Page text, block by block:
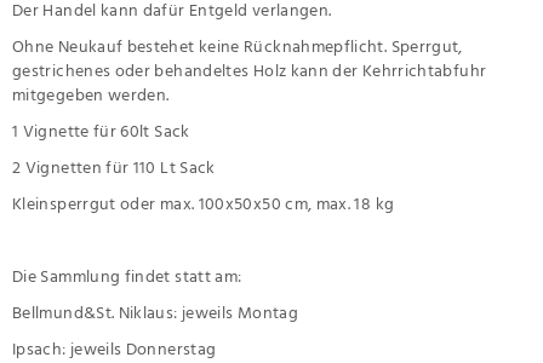
Der Handel kann dafür Entgeld verlangen.
Ohne Neukauf bestehet keine Rücknahmepflicht. Sperrgut,
gestrichenes oder behandeltes Holz kann der Kehrrichtabfuhr
mitgegeben werden.
1 Vignette für 60lt Sack
2 Vignetten für 110 Lt Sack
Kleinsperrgut oder max. 100x50x50 cm, max. 18 kg
Die Sammlung findet statt am:
Bellmund&St. Niklaus: jeweils Montag
Ipsach: jeweils Donnerstag